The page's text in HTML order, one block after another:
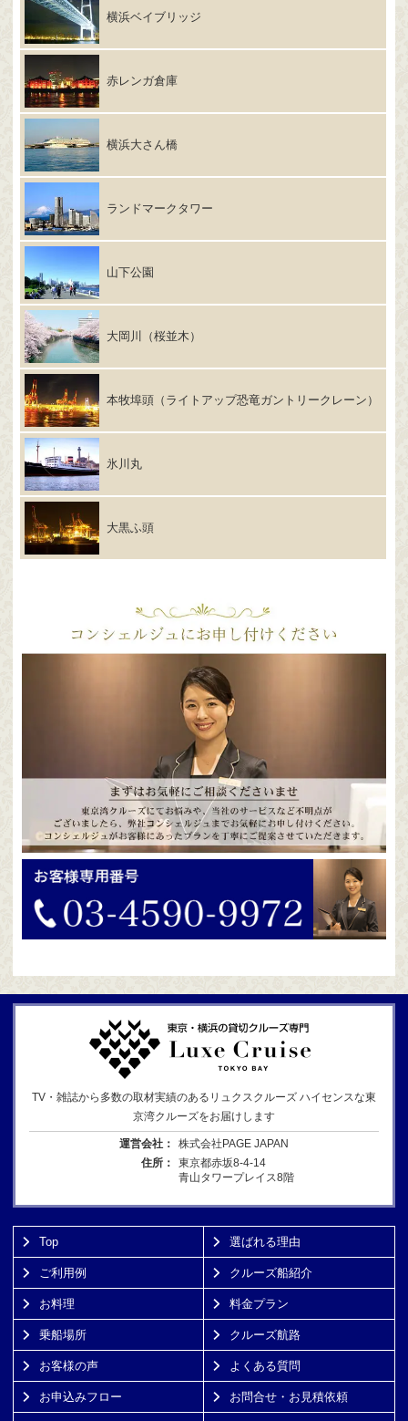
横浜ベイブリッジ
赤レンガ倉庫
横浜大さん橋
ランドマークタワー
山下公園
大岡川（桜並木）
本牧埠頭（ライトアップ恐竜ガントリークレーン）
氷川丸
大黒ふ頭
TV・雑誌から多数の取材実績のあるリュクスクルーズ ハイセンスな東
京湾クルーズをお届けします
運営会社：
株式会社PAGE JAPAN
住所：
東京都赤坂8-4-14
青山タワープレイス8階
Top 選ばれる理由
ご利用例 クルーズ船紹介
お料理 料金プラン
乗船場所 クルーズ航路
お客様の声 よくある質問
お申込みフロー お問合せ・お見積依頼